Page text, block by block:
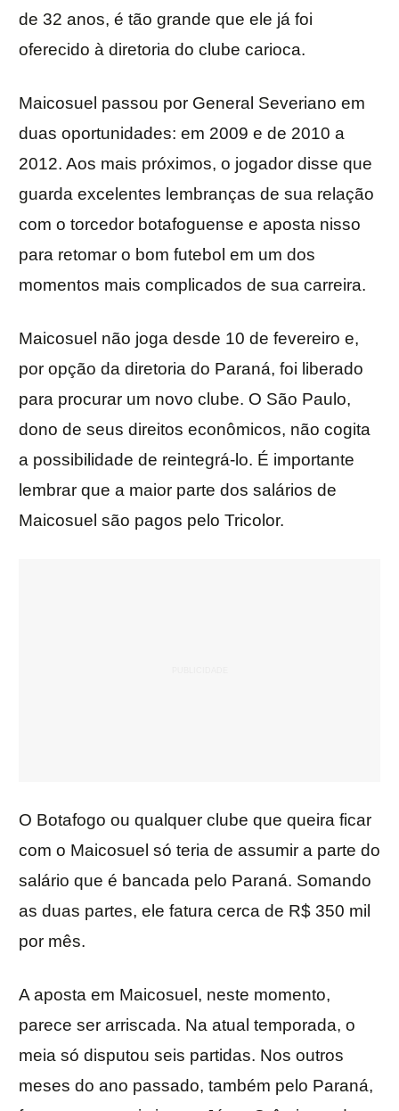
de 32 anos, é tão grande que ele já foi
oferecido à diretoria do clube carioca.
Maicosuel passou por General Severiano em
duas oportunidades: em 2009 e de 2010 a
2012. Aos mais próximos, o jogador disse que
guarda excelentes lembranças de sua relação
com o torcedor botafoguense e aposta nisso
para retomar o bom futebol em um dos
momentos mais complicados de sua carreira.
Maicosuel não joga desde 10 de fevereiro e,
por opção da diretoria do Paraná, foi liberado
para procurar um novo clube. O São Paulo,
dono de seus direitos econômicos, não cogita
a possibilidade de reintegrá-lo. É importante
lembrar que a maior parte dos salários de
Maicosuel são pagos pelo Tricolor.
O Botafogo ou qualquer clube que queira ficar
com o Maicosuel só teria de assumir a parte do
salário que é bancada pelo Paraná. Somando
as duas partes, ele fatura cerca de R$ 350 mil
por mês.
A aposta em Maicosuel, neste momento,
parece ser arriscada. Na atual temporada, o
meia só disputou seis partidas. Nos outros
meses do ano passado, também pelo Paraná,